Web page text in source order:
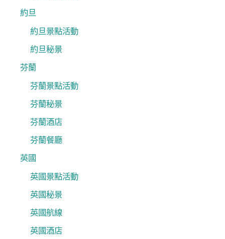
約旦
約旦景點活動
約旦秘景
芬蘭
芬蘭景點活動
芬蘭秘景
芬蘭酒店
芬蘭餐廳
英國
英國景點活動
英國秘景
英國航線
英國酒店